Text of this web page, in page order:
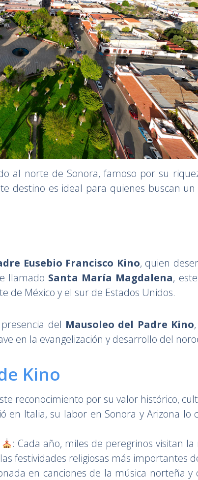
al norte de Sonora, famoso por su
destino es ideal para quienes buscan
Eusebio Francisco Kino, quien
llamado Santa María Magdalena,
de México y el sur de Estados Unidos.
del Mausoleo del Padre Kino
en la evangelización y desarrollo del
Kino
reconocimiento por su valor histórico,
en Italia, su labor en Sonora y Arizona lo
: Cada año, miles de peregrinos visitan
festividades religiosas más importantes
en canciones de la música norteña y